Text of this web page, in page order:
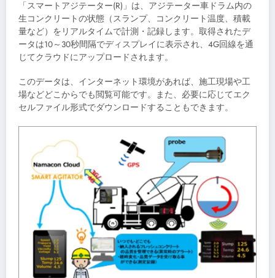
「スマートアジテーター(R)」は、アジテーター車ドラム内の
生コンクリートの状態（スランプ、コンクリート温度、積載
量など）をリアルタイムで計測・記録します。取得されたデ
ータは10～30秒間隔でディスプレイに表示され、4G回線を通
じてクラウドにアップロードされます。
このデータは、インターネット環境があれば、施工現場や工
場などどこからでも閲覧可能です。また、必要に応じてエク
セルファイル形式でダウンロードすることもできます。